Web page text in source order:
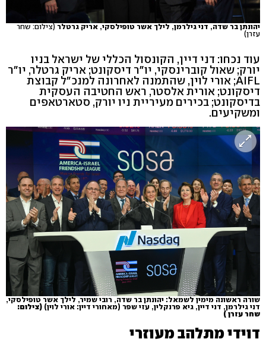
יהונתן בר שדה, דני גילרמן, לילך אשר טופילסקי, אריק גרטלר (צילום: שחר
עזרן)
עוד נכחו: דני דיין, הקונסול הכללי של ישראל בניו
יורק; שאול קוברינסקי, יו"ר דיסקונט; אריק גרטלר, יו"ר
AIFL; אורי לוין, שהתמנה לאחרונה למנכ"ל קבוצת
דיסקונט; אורית אלסטר, ראש החטיבה העסקית
בדיסקונט; בכירים מעיריית ניו יורק, סטארטאפים
ומשקיעים.
שורה ראשונה מימין לשמאל: יהונתן בר שדה, רובי שמיר, לילך אשר טופילסקי,
דני גילרמן, דני דיין, גיא פרנקלין, עזי שפר (מאחורי דיין: אורי לוין) (צילום:
שחר עזרן )
דוידי מתלהב מעוזרי